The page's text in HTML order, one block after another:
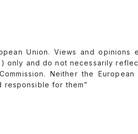
Union. Views and opinions
only and do not necessarily
Neither the
responsible for them”